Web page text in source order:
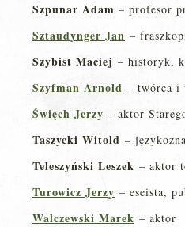
Szpunar Adam – profesor
Sztaudynger Jan –
Szybist Maciej – historyk,
Szyfman Arnold – twórca i
Święch Jerzy – aktor
Taszycki Witold –
Teleszyński Leszek – aktor
Turowicz Jerzy – eseista,
Walczewski Marek – aktor